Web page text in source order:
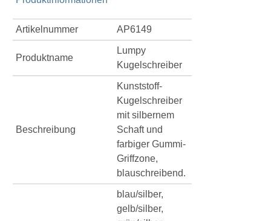
Artikelnummer AP6149
Produktname
Lumpy
Kugelschreiber
Beschreibung
Kunststoff-
Kugelschreiber
mit silbernem
Schaft und
farbiger Gummi-
Griffzone,
blauschreibend.
blau/silber,
gelb/silber,